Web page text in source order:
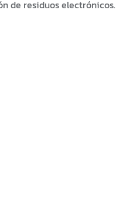
de residuos electrónicos.